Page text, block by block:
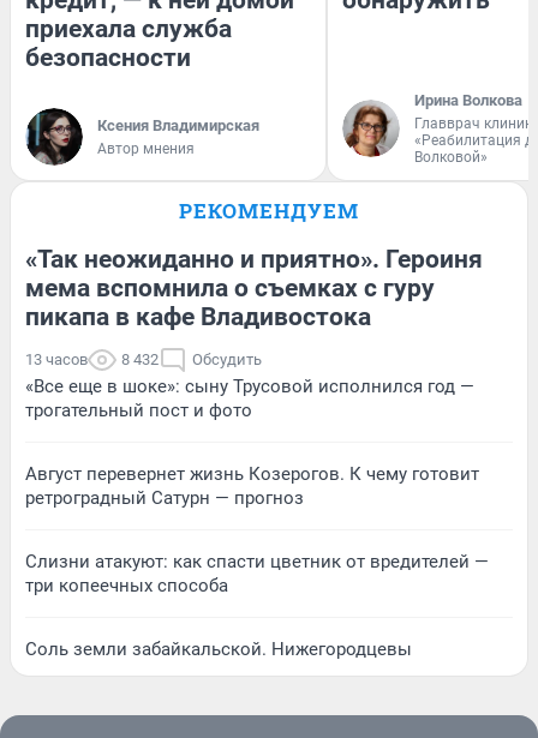
приехала служба
безопасности
Ксения Владимирская
Автор мнения
Ирина Волкова
Главврач
«Реабилитация
Волковой»
РЕКОМЕНДУЕМ
«Так неожиданно и приятно». Героиня
мема вспомнила о съемках с гуру
пикапа в кафе Владивостока
13 часов 8 432 Обсудить
«Все еще в шоке»: сыну Трусовой исполнился год —
трогательный пост и фото
Август перевернет жизнь Козерогов. К чему готовит
ретроградный Сатурн — прогноз
Слизни атакуют: как спасти цветник от вредителей —
три копеечных способа
Соль земли забайкальской. Нижегородцевы